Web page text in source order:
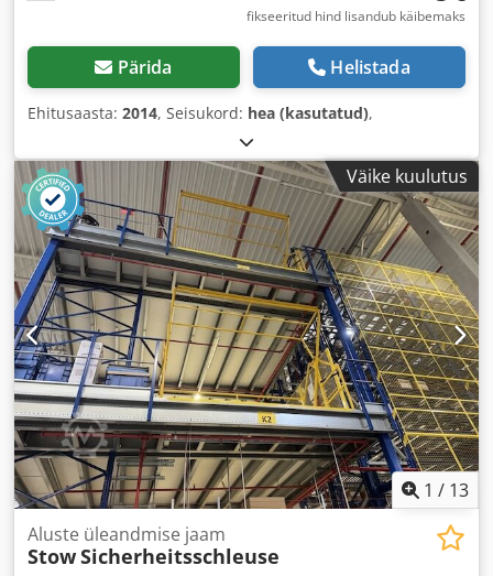
fikseeritud hind lisandub käibemaks
Pärida Helistada
Ehitusaasta: 2014, Seisukord: hea (kasutatud),
Väike kuulutus
1 / 13
Aluste üleandmise jaam
StowSicherheitsschleuse